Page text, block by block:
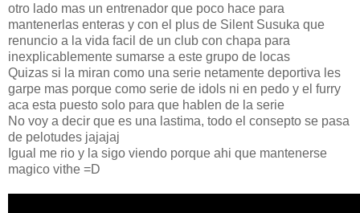
otro lado mas un entrenador que poco hace para
mantenerlas enteras y con el plus de Silent Susuka que
renuncio a la vida facil de un club con chapa para
inexplicablemente sumarse a este grupo de locas
Quizas si la miran como una serie netamente deportiva les
garpe mas porque como serie de idols ni en pedo y el furry
aca esta puesto solo para que hablen de la serie
No voy a decir que es una lastima, todo el consepto se pasa
de pelotudes jajajaj
Igual me rio y la sigo viendo porque ahi que mantenerse
magico vithe =D